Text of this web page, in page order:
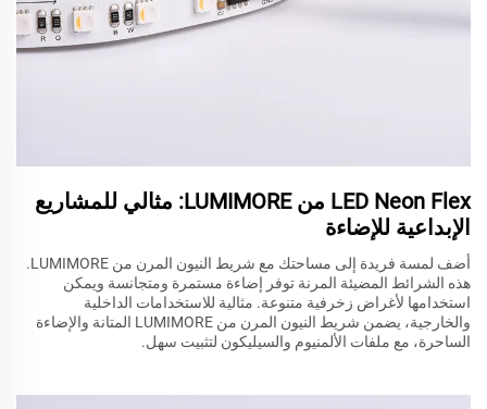
LED Neon Flex من LUMIMORE: مثالي للمشاريع
الإبداعية للإضاءة
أضف لمسة فريدة إلى مساحتك مع شريط النيون المرن من LUMIMORE.
هذه الشرائط المضيئة المرنة توفر إضاءة مستمرة ومتجانسة ويمكن
استخدامها لأغراض زخرفية متنوعة. مثالية للاستخدامات الداخلية
والخارجية، يضمن شريط النيون المرن من LUMIMORE المتانة والإضاءة
الساحرة، مع ملفات الألمنيوم والسيليكون لتثبيت سهل.